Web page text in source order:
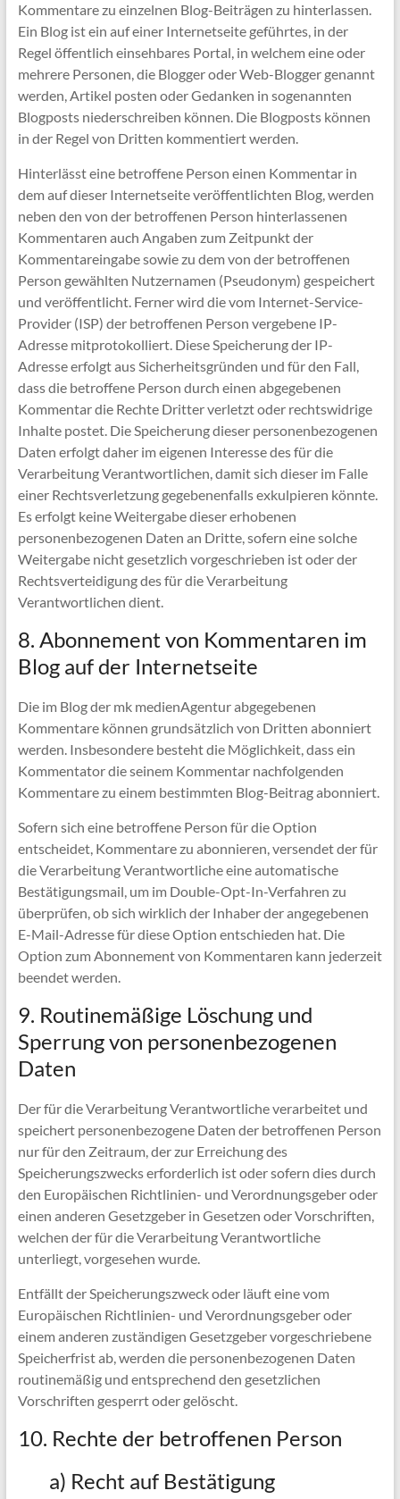
Kommentare zu einzelnen Blog-Beiträgen zu hinterlassen.
Ein Blog ist ein auf einer Internetseite geführtes, in der
Regel öffentlich einsehbares Portal, in welchem eine oder
mehrere Personen, die Blogger oder Web-Blogger genannt
werden, Artikel posten oder Gedanken in sogenannten
Blogposts niederschreiben können. Die Blogposts können
in der Regel von Dritten kommentiert werden.
Hinterlässt eine betroffene Person einen Kommentar in
dem auf dieser Internetseite veröffentlichten Blog, werden
neben den von der betroffenen Person hinterlassenen
Kommentaren auch Angaben zum Zeitpunkt der
Kommentareingabe sowie zu dem von der betroffenen
Person gewählten Nutzernamen (Pseudonym) gespeichert
und veröffentlicht. Ferner wird die vom Internet-Service-
Provider (ISP) der betroffenen Person vergebene IP-
Adresse mitprotokolliert. Diese Speicherung der IP-
Adresse erfolgt aus Sicherheitsgründen und für den Fall,
dass die betroffene Person durch einen abgegebenen
Kommentar die Rechte Dritter verletzt oder rechtswidrige
Inhalte postet. Die Speicherung dieser personenbezogenen
Daten erfolgt daher im eigenen Interesse des für die
Verarbeitung Verantwortlichen, damit sich dieser im Falle
einer Rechtsverletzung gegebenenfalls exkulpieren könnte.
Es erfolgt keine Weitergabe dieser erhobenen
personenbezogenen Daten an Dritte, sofern eine solche
Weitergabe nicht gesetzlich vorgeschrieben ist oder der
Rechtsverteidigung des für die Verarbeitung
Verantwortlichen dient.
8. Abonnement von Kommentaren im
Blog auf der Internetseite
Die im Blog der mk medienAgentur abgegebenen
Kommentare können grundsätzlich von Dritten abonniert
werden. Insbesondere besteht die Möglichkeit, dass ein
Kommentator die seinem Kommentar nachfolgenden
Kommentare zu einem bestimmten Blog-Beitrag abonniert.
Sofern sich eine betroffene Person für die Option
entscheidet, Kommentare zu abonnieren, versendet der für
die Verarbeitung Verantwortliche eine automatische
Bestätigungsmail, um im Double-Opt-In-Verfahren zu
überprüfen, ob sich wirklich der Inhaber der angegebenen
E-Mail-Adresse für diese Option entschieden hat. Die
Option zum Abonnement von Kommentaren kann jederzeit
beendet werden.
9. Routinemäßige Löschung und
Sperrung von personenbezogenen
Daten
Der für die Verarbeitung Verantwortliche verarbeitet und
speichert personenbezogene Daten der betroffenen Person
nur für den Zeitraum, der zur Erreichung des
Speicherungszwecks erforderlich ist oder sofern dies durch
den Europäischen Richtlinien- und Verordnungsgeber oder
einen anderen Gesetzgeber in Gesetzen oder Vorschriften,
welchen der für die Verarbeitung Verantwortliche
unterliegt, vorgesehen wurde.
Entfällt der Speicherungszweck oder läuft eine vom
Europäischen Richtlinien- und Verordnungsgeber oder
einem anderen zuständigen Gesetzgeber vorgeschriebene
Speicherfrist ab, werden die personenbezogenen Daten
routinemäßig und entsprechend den gesetzlichen
Vorschriften gesperrt oder gelöscht.
10. Rechte der betroffenen Person
a) Recht auf Bestätigung